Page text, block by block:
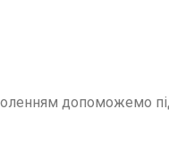
допоможемо